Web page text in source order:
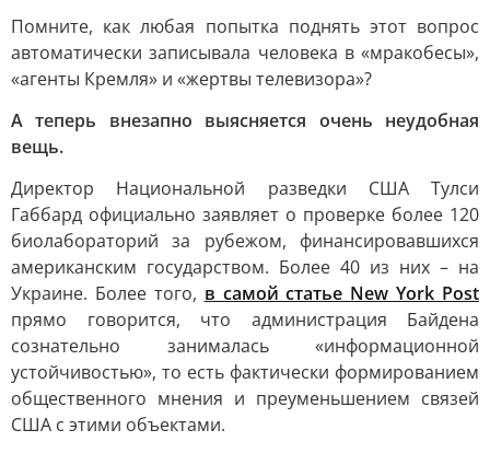
Помните, как любая попытка поднять этот вопрос
автоматически записывала человека в «мракобесы»,
«агенты Кремля» и «жертвы телевизора»?
А теперь внезапно выясняется очень неудобная
вещь.
Директор Национальной разведки США Тулси
Габбард официально заявляет о проверке более 120
биолабораторий за рубежом, финансировавшихся
американским государством. Более 40 из них – на
Украине. Более того, в самой статье New York Post
прямо говорится, что администрация Байдена
сознательно занималась «информационной
устойчивостью», то есть фактически формированием
общественного мнения и преуменьшением связей
США с этими объектами.